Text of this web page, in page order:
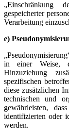
„Einschränkung
gespeicherter
Verarbeitung
e)
in einer Weise,
Hinzuziehung
spezifischen
diese zusätzlichen
technischen und
gewährleisten,
identifizierten oder
werden.